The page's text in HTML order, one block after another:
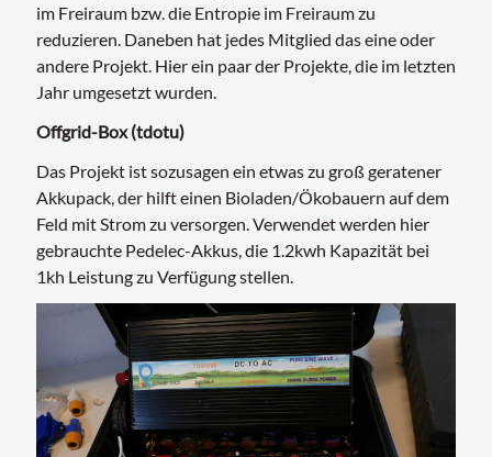
im Freiraum bzw. die Entropie im Freiraum zu
reduzieren. Daneben hat jedes Mitglied das eine oder
andere Projekt. Hier ein paar der Projekte, die im letzten
Jahr umgesetzt wurden.
Offgrid-Box (tdotu)
Das Projekt ist sozusagen ein etwas zu groß geratener
Akkupack, der hilft einen Bioladen/Ökobauern auf dem
Feld mit Strom zu versorgen. Verwendet werden hier
gebrauchte Pedelec-Akkus, die 1.2kwh Kapazität bei
1kh Leistung zu Verfügung stellen.